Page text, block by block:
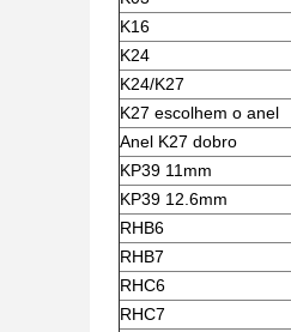
K16
K24
K24/K27
K27 escolhem o anel
Anel K27 dobro
KP39 11mm
KP39 12.6mm
RHB6
RHB7
RHC6
RHC7